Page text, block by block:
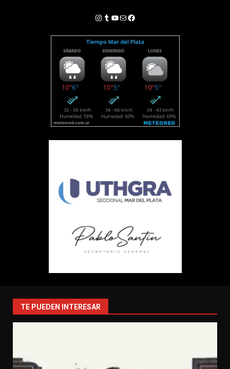
Instagram
Tumblr
YouTube
Correo electrónico
Facebook
TE PUEDEN INTERESAR